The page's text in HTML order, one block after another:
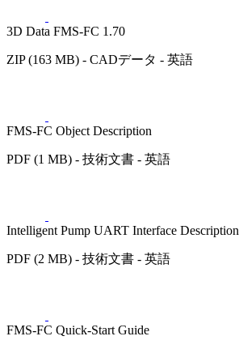
3D Data FMS-FC 1.70
ZIP (163 MB) - CADデータ - 英語
FMS-FC Object Description
PDF (1 MB) - 技術文書 - 英語
Intelligent Pump UART Interface Description
PDF (2 MB) - 技術文書 - 英語
FMS-FC Quick-Start Guide